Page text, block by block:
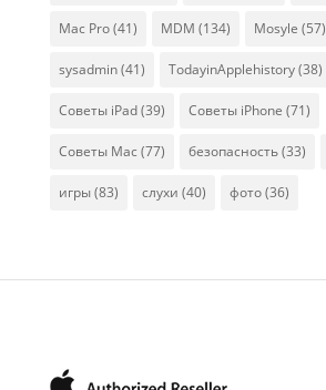
Mac Pro(41) MDM (134) Mosyle (57)
sysadmin(41) TodayinApplehistory(38)
Советы iPad(39) Советы iPhone (71)
Советы Mac (77) безопасность(33)
игры(83) слухи (40) фото(36)